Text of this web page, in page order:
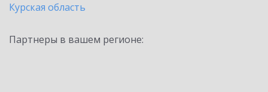
Курская область
Партнеры в вашем регионе: